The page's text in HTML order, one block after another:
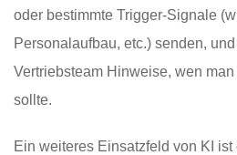
oder bestimmte Trigger-Signale
Personalaufbau, etc.) senden,
Vertriebsteam Hinweise, wen
sollte.
Ein weiteres Einsatzfeld von KI ist